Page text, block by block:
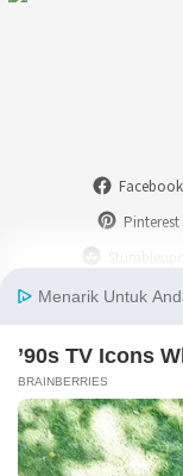
Facebook
Pinterest
Instagram
Skype
Picassa